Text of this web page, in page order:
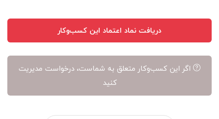
دریافت نماد اعتماد این کسب‌وکار
اگر این کسب‌وکار متعلق به شماست، درخواست مدیریت
کنید